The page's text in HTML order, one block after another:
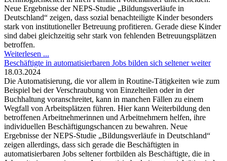
Neue Ergebnisse der NEPS-Studie „Bildungsverläufe in
Deutschland“ zeigen, dass sozial benachteiligte Kinder besonders
stark von institutioneller Betreuung profitieren. Gerade diese Kinder
sind dabei gleichzeitig sehr stark von fehlenden Betreuungsplätzen
betroffen.
Weiterlesen ...
Beschäftigte in automatisierbaren Jobs bilden sich seltener weiter
18.03.2024
Die Automatisierung, die vor allem in Routine-Tätigkeiten wie zum
Beispiel bei der Verschraubung von Einzelteilen oder in der
Buchhaltung voranschreitet, kann in manchen Fällen zu einem
Wegfall von Arbeitsplätzen führen. Hier kann Weiterbildung den
betroffenen Arbeitnehmerinnen und Arbeitnehmern helfen, ihre
individuellen Beschäftigungschancen zu bewahren. Neue
Ergebnisse der NEPS-Studie „Bildungsverläufe in Deutschland“
zeigen allerdings, dass sich gerade die Beschäftigten in
automatisierbaren Jobs seltener fortbilden als Beschäftigte, die in